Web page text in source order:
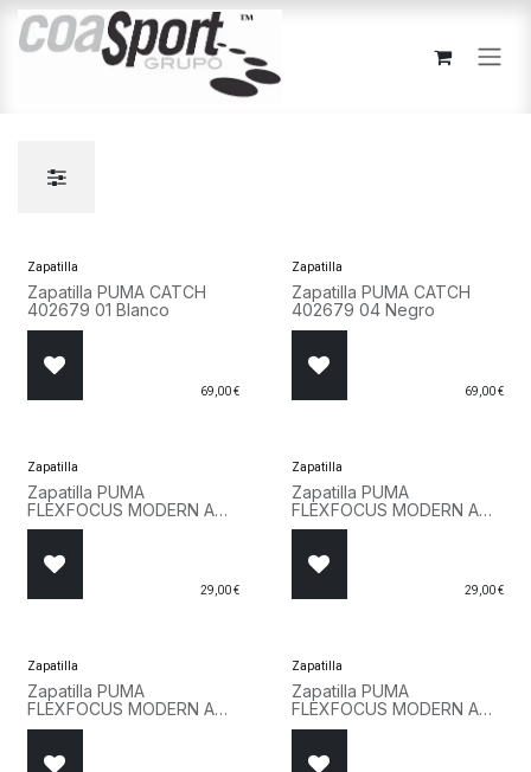
Ir al contenido
Zapatilla
Zapatilla PUMA CATCH
402679 01 Blanco
69,00€
Zapatilla
Zapatilla PUMA CATCH
402679 04 Negro
69,00€
Zapatilla
Zapatilla PUMA
FLEXFOCUS MODERN AC
INF 311523 27 Rosa
29,00€
Zapatilla
Zapatilla PUMA
FLEXFOCUS MODERN AC
INF 311523 26 Gris
29,00€
Zapatilla
Zapatilla PUMA
FLEXFOCUS MODERN AC
INF 311523 02 Azul
Zapatilla
Zapatilla PUMA
FLEXFOCUS MODERN AC
PS 401519 27 Rosa